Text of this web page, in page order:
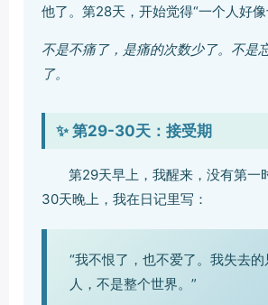
他了。第28天，开始觉得“一个人好像
不是不痛了，是痛的次数少了。不是
了。
✨ 第29-30天：接受期
第29天早上，我醒来，没有第一
30天晚上，我在日记里写：
“我不恨了，也不爱了。我失去
人，不是整个世界。”